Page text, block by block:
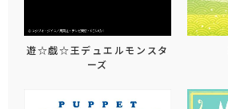
遊☆戯☆王デュエルモンスタ
ーズ